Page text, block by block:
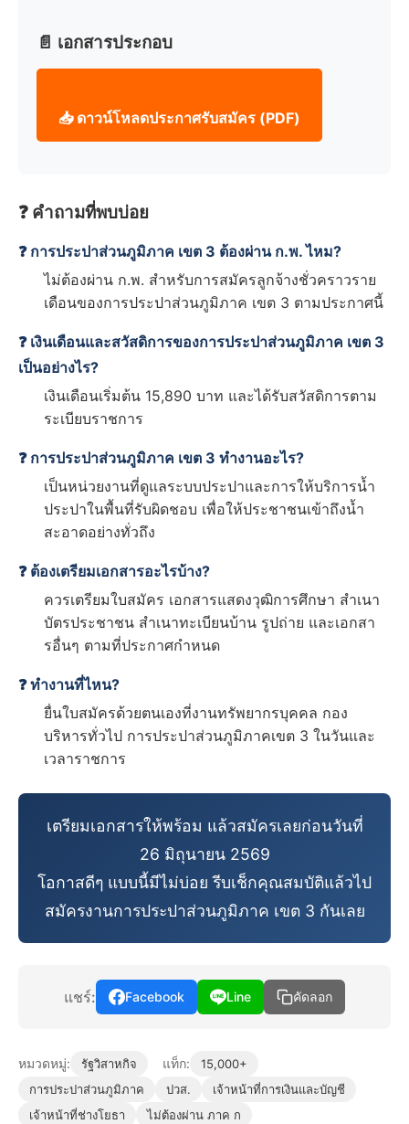
📄 เอกสารประกอบ
📥 ดาวน์โหลดประกาศรับสมัคร (PDF)
❓ คำถามที่พบบ่อย
❓ การประปาส่วนภูมิภาค เขต 3 ต้องผ่าน ก.พ. ไหม?
ไม่ต้องผ่าน ก.พ. สำหรับการสมัครลูกจ้างชั่วคราวราย
เดือนของการประปาส่วนภูมิภาค เขต 3 ตามประกาศนี้
❓ เงินเดือนและสวัสดิการของการประปาส่วนภูมิภาค เขต 3
เป็นอย่างไร?
เงินเดือนเริ่มต้น 15,890 บาท และได้รับสวัสดิการตาม
ระเบียบราชการ
❓ การประปาส่วนภูมิภาค เขต 3 ทำงานอะไร?
เป็นหน่วยงานที่ดูแลระบบประปาและการให้บริการน้ำ
ประปาในพื้นที่รับผิดชอบ เพื่อให้ประชาชนเข้าถึงน้ำ
สะอาดอย่างทั่วถึง
❓ ต้องเตรียมเอกสารอะไรบ้าง?
ควรเตรียมใบสมัคร เอกสารแสดงวุฒิการศึกษา สำเนา
บัตรประชาชน สำเนาทะเบียนบ้าน รูปถ่าย และเอกสา
รอื่นๆ ตามที่ประกาศกำหนด
❓ ทำงานที่ไหน?
ยื่นใบสมัครด้วยตนเองที่งานทรัพยากรบุคคล กอง
บริหารทั่วไป การประปาส่วนภูมิภาคเขต 3 ในวันและ
เวลาราชการ
เตรียมเอกสารให้พร้อม แล้วสมัครเลยก่อนวันที่
26 มิถุนายน 2569
โอกาสดีๆ แบบนี้มีไม่บ่อย รีบเช็กคุณสมบัติแล้วไป
สมัครงานการประปาส่วนภูมิภาค เขต 3 กันเลย
แชร์: Facebook Line คัดลอก
หมวดหมู่: รัฐวิสาหกิจ แท็ก:
15,000+
การประปาส่วนภูมิภาค
ปวส.
เจ้าหน้าที่การเงินและบัญชี
เจ้าหน้าที่ช่างโยธา
ไม่ต้องผ่าน ภาค ก